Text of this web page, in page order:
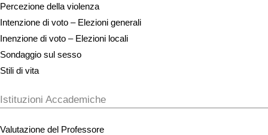
Percezione della violenza
Intenzione di voto – Elezioni generali
Inenzione di voto – Elezioni locali
Sondaggio sul sesso
Stili di vita
Istituzioni Accademiche
Valutazione del Professore